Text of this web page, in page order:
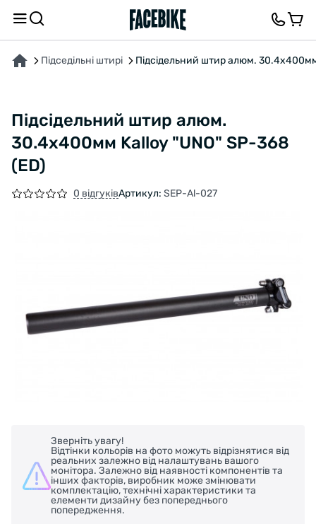
Підседільні штирі Підсідельний штир алюм.
Підсідельний штир алюм.
30.4x400мм Kalloy "UNO" SP-368
(ED)
0 відгуківАртикул: SEP-Al-027
Зверніть увагу!
Відтінки кольорів на фото можуть відрізнятися від
реальних залежно від налаштувань вашого
монітора. Залежно від наявності компонентів та
інших факторів, виробник може змінювати
комплектацію, технічні характеристики та
елементи дизайну без попереднього
попередження.
ПРО ТОВАР ХАРАКТЕРИСТИКИОПИС ВІДГУКИ ТА ЗАПИТАННЯ